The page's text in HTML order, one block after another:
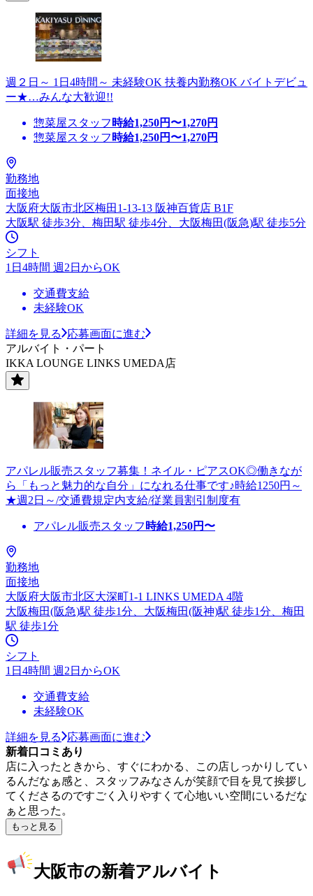
週２日～ 1日4時間～ 未経験OK 扶養内勤務OK バイトデビュ
ー★…みんな大歓迎!!
惣菜屋スタッフ 時給1,250円〜1,270円
惣菜屋スタッフ 時給1,250円〜1,270円
勤務地
面接地
大阪府大阪市北区梅田1-13-13 阪神百貨店 B1F
大阪駅 徒歩3分、梅田駅 徒歩4分、大阪梅田(阪急)駅 徒歩5分
シフト
1日4時間 週2日からOK
交通費支給
未経験OK
詳細を見る
応募画面に進む
アルバイト・パート
IKKA LOUNGE LINKS UMEDA店
アパレル販売スタッフ募集！ネイル・ピアスOK◎働きなが
ら「もっと魅力的な自分」になれる仕事です♪時給1250円～
★週2日～/交通費規定内支給/従業員割引制度有
アパレル販売スタッフ 時給1,250円〜
勤務地
面接地
大阪府大阪市北区大深町1-1 LINKS UMEDA 4階
大阪梅田(阪急)駅 徒歩1分、大阪梅田(阪神)駅 徒歩1分、梅田
駅 徒歩1分
シフト
1日4時間 週2日からOK
交通費支給
未経験OK
詳細を見る
応募画面に進む
新着口コミあり
店に入ったときから、すぐにわかる、この店しっかりしてい
るんだなぁ感と、スタッフみなさんが笑顔で目を見て挨拶し
てくださるのですごく入りやすくて心地いい空間にいるだな
ぁと思った。
もっと見る
大阪市の新着アルバイト